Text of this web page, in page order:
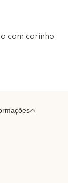
com carinho